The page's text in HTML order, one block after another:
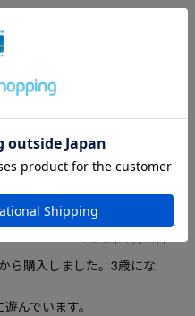
けど、
たり、
ないですが、
いいお買い物したかなって
2020年12月14日
ら購入しました。3歳にな
んでいます。